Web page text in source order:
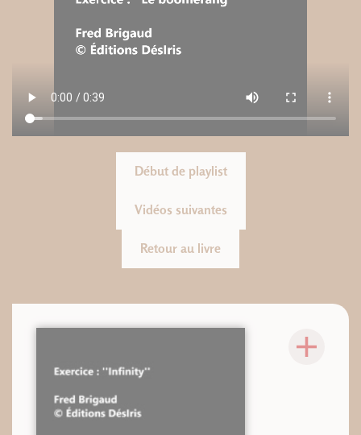
Début de playlist
Vidéos suivantes
Retour au livre